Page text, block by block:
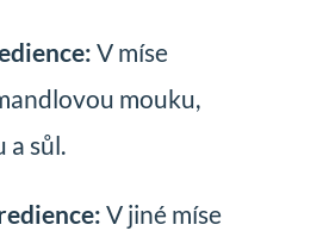
V míse
mouku,
a sůl.
V jiné míse